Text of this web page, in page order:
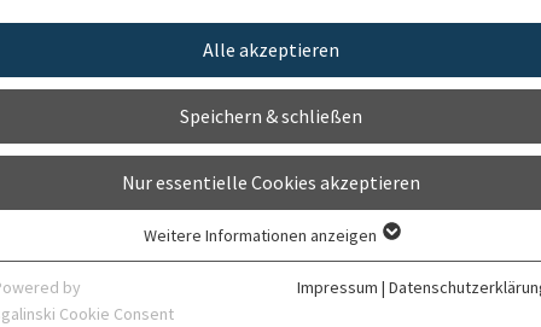
Mund-, Kiefer- und
Alle akzeptieren
Speichern & schließen
Nur essentielle Cookies akzeptieren
Essentielle Cookies werden für grundlegende Funktionen der Webseite
benötigt. Dadurch ist gewährleistet, dass die Webseite einwandfrei
Weitere Informationen anzeigen
by
Cookie Consent
Impressum |